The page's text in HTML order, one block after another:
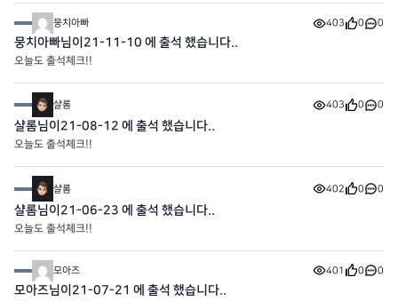
뭉치아빠 403 0 0
뭉치아빠님이21-11-10 에 출석 했습니다..
오늘도 출석체크!!
샬롬 403 0 0
샬롬님이21-08-12 에 출석 했습니다..
오늘도 출석체크!!
샬롬 402 0 0
샬롬님이21-06-23 에 출석 했습니다..
오늘도 출석체크!!
모아즈 401 0 0
모아즈님이21-07-21 에 출석 했습니다..